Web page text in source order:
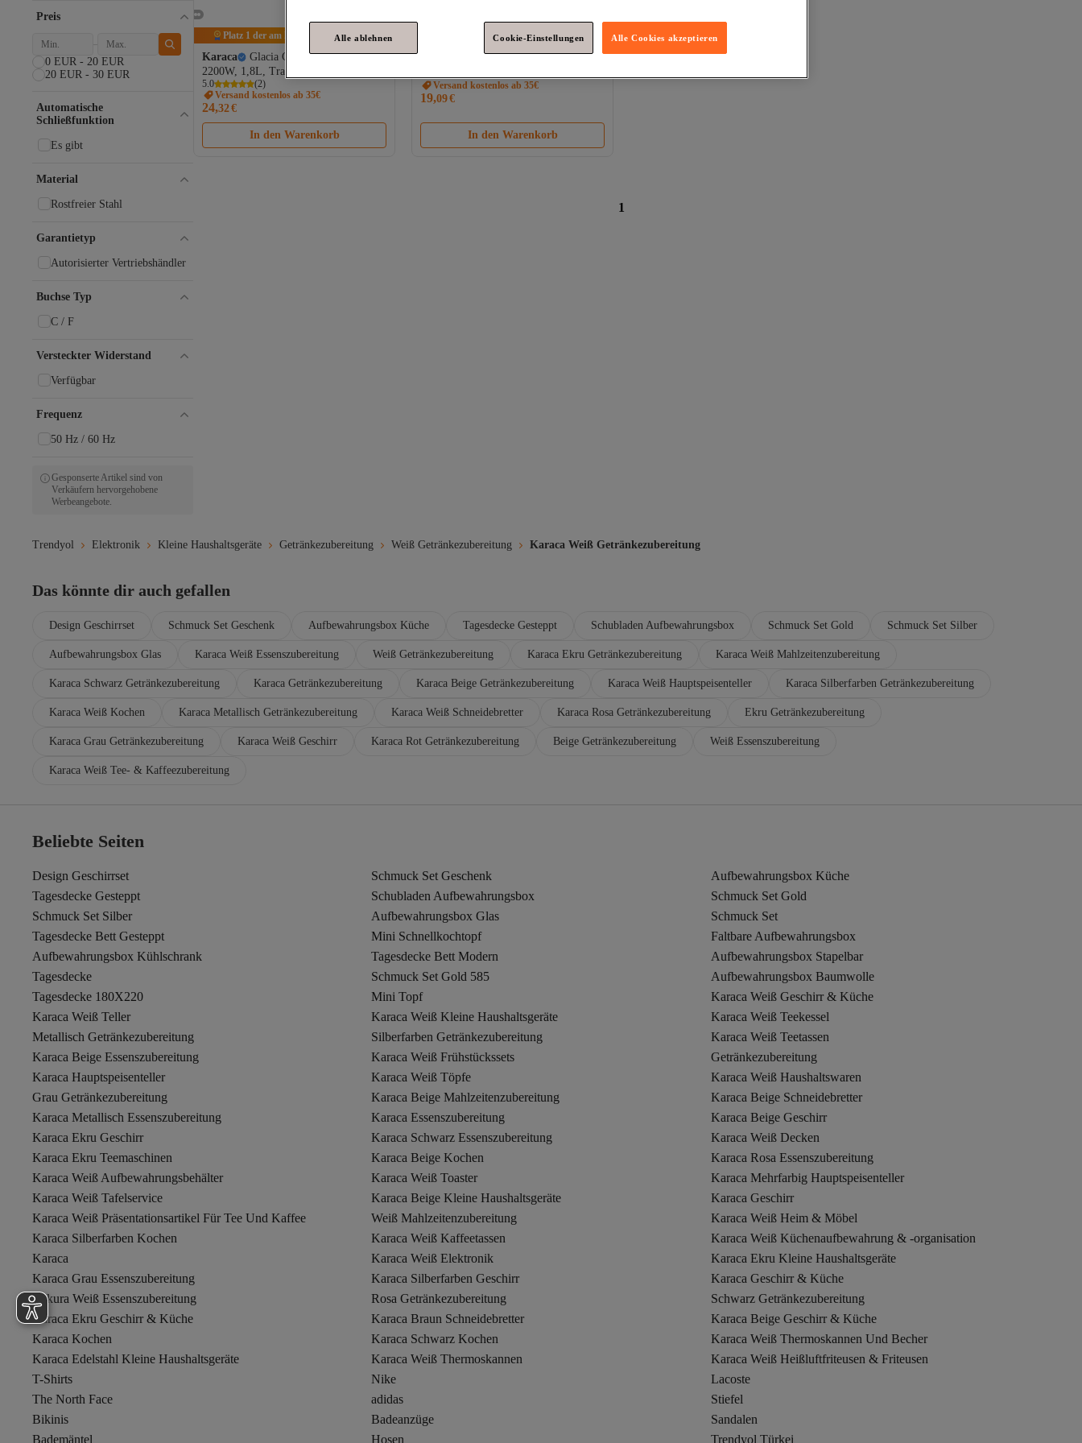
Platz 1 der am häufigsten angezeigten
Karaca
Glacia Glas Wasserkocher,
2200W, 1,8L, Transparent
5.0 (2)
Versand kostenlos ab 35€
24,32€
In den Warenkorb
Platz 5 der am häufigsten angezeigten
Homend Heatrow Cooltouch
WeißVersand kostenlos ab 35€
19,09€
In den Warenkorb
1
Preis
0 EUR - 20 EUR
20 EUR - 30 EUR
Automatische
Schließfunktion
Es gibt
Material
Rostfreier Stahl
Garantietyp
Autorisierter Vertriebshändler
Buchse Typ
C / F
Versteckter Widerstand
Verfügbar
Frequenz
50 Hz / 60 Hz
Gesponserte Artikel sind von
Verkäufern hervorgehobene
Werbeangebote.
Trendyol Elektronik Kleine Haushaltsgeräte Getränkezubereitung Weiß Getränkezubereitung Karaca Weiß Getränkezubereitung
Das könnte dir auch gefallen
Design Geschirrset Schmuck Set Geschenk Aufbewahrungsbox Küche Tagesdecke Gesteppt Schubladen Aufbewahrungsbox Schmuck Set Gold Schmuck Set Silber
Aufbewahrungsbox Glas Karaca Weiß Essenszubereitung Weiß Getränkezubereitung Karaca Ekru Getränkezubereitung Karaca Weiß Mahlzeitenzubereitung
Karaca Schwarz Getränkezubereitung Karaca Getränkezubereitung Karaca Beige Getränkezubereitung Karaca Weiß Hauptspeisenteller Karaca Silberfarben Getränkezubereitung
Karaca Weiß Kochen Karaca Metallisch Getränkezubereitung Karaca Weiß Schneidebretter Karaca Rosa Getränkezubereitung Ekru Getränkezubereitung
Karaca Grau Getränkezubereitung Karaca Weiß Geschirr Karaca Rot Getränkezubereitung Beige Getränkezubereitung Weiß Essenszubereitung
Karaca Weiß Tee- & Kaffeezubereitung
Beliebte Seiten
Design Geschirrset Schmuck Set Geschenk
Aufbewahrungsbox Küche
Tagesdecke Gesteppt
Schubladen Aufbewahrungsbox
Schmuck Set Gold
Schmuck Set Silber
Aufbewahrungsbox Glas
Schmuck Set
Tagesdecke Bett Gesteppt
Mini Schnellkochtopf
Faltbare Aufbewahrungsbox
Aufbewahrungsbox Kühlschrank
Tagesdecke Bett Modern
Aufbewahrungsbox Stapelbar
Tagesdecke
Schmuck Set Gold 585
Aufbewahrungsbox Baumwolle
Tagesdecke 180X220
Mini Topf
Karaca Weiß Geschirr & Küche
Karaca Weiß Teller
Karaca Weiß Kleine Haushaltsgeräte
Karaca Weiß Teekessel
Metallisch Getränkezubereitung
Silberfarben Getränkezubereitung
Karaca Weiß Teetassen
Karaca Beige Essenszubereitung
Karaca Weiß Frühstückssets
Getränkezubereitung
Karaca Hauptspeisenteller
Karaca Weiß Töpfe
Karaca Weiß Haushaltswaren
Grau Getränkezubereitung
Karaca Beige Mahlzeitenzubereitung
Karaca Beige Schneidebretter
Karaca Metallisch Essenszubereitung
Karaca Essenszubereitung
Karaca Beige Geschirr
Karaca Ekru Geschirr
Karaca Schwarz Essenszubereitung
Karaca Weiß Decken
Karaca Ekru Teemaschinen
Karaca Beige Kochen
Karaca Rosa Essenszubereitung
Karaca Weiß Aufbewahrungsbehälter
Karaca Weiß Toaster
Karaca Mehrfarbig Hauptspeisenteller
Karaca Weiß Tafelservice
Karaca Beige Kleine Haushaltsgeräte
Karaca Geschirr
Karaca Weiß Präsentationsartikel Für Tee Und Kaffee
Weiß Mahlzeitenzubereitung
Karaca Weiß Heim & Möbel
Karaca Silberfarben Kochen
Karaca Weiß Kaffeetassen
Karaca Weiß Küchenaufbewahrung & -organisation
Karaca
Karaca Weiß Elektronik
Karaca Ekru Kleine Haushaltsgeräte
Karaca Grau Essenszubereitung
Karaca Silberfarben Geschirr
Karaca Geschirr & Küche
Zokura Weiß Essenszubereitung
Rosa Getränkezubereitung
Schwarz Getränkezubereitung
Karaca Ekru Geschirr & Küche
Karaca Braun Schneidebretter
Karaca Beige Geschirr & Küche
Karaca Kochen
Karaca Schwarz Kochen
Karaca Weiß Thermoskannen Und Becher
Karaca Edelstahl Kleine Haushaltsgeräte
Karaca Weiß Thermoskannen
Karaca Weiß Heißluftfriteusen & Friteusen
T-Shirts
Nike
Lacoste
The North Face
adidas
Stiefel
Bikinis
Badeanzüge
Sandalen
Bademäntel
Hosen Trendyol Türkei
Alle ablehnen Cookie-Einstellungen Alle Cookies akzeptieren